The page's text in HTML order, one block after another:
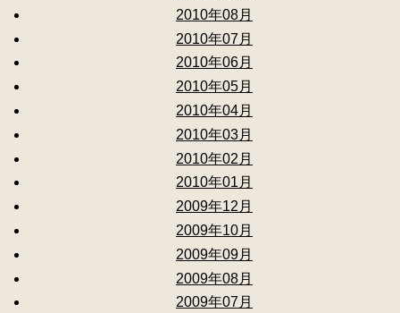
2010年08月
2010年07月
2010年06月
2010年05月
2010年04月
2010年03月
2010年02月
2010年01月
2009年12月
2009年10月
2009年09月
2009年08月
2009年07月